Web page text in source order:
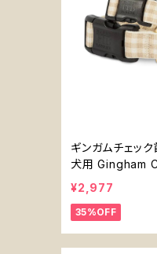
ギンガムチェッ
犬用 Gingham
¥2,977
35%OFF